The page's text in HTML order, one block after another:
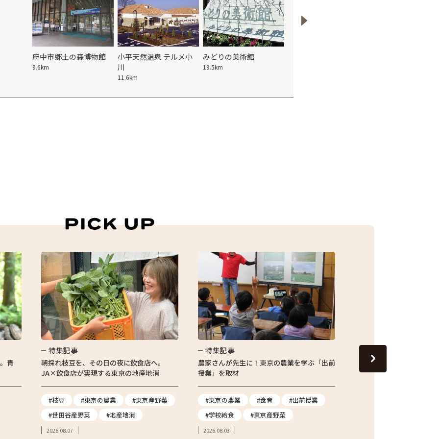
府中市郷土の森博物館
9.6km
小平天然温泉 テルメ小
川
11.6km
みどりの美術館
19.5km
青
特集記事
朝採れ枝豆を、その日の夜に飲食店へ。
JA×飲食店が実現する東京の地産地消
#枝豆 #東京の農業
#東京産野菜
#世田谷産野菜
#地産地消
2026.08.07
特集記事
農家さんが先生に！東京の農業を学ぶ「出前
授業」を取材
#東京の農業 #食育
#出前授業
#学校給食
#東京産野菜
2026.08.03
サクサク食感がたまらな
き揚げ